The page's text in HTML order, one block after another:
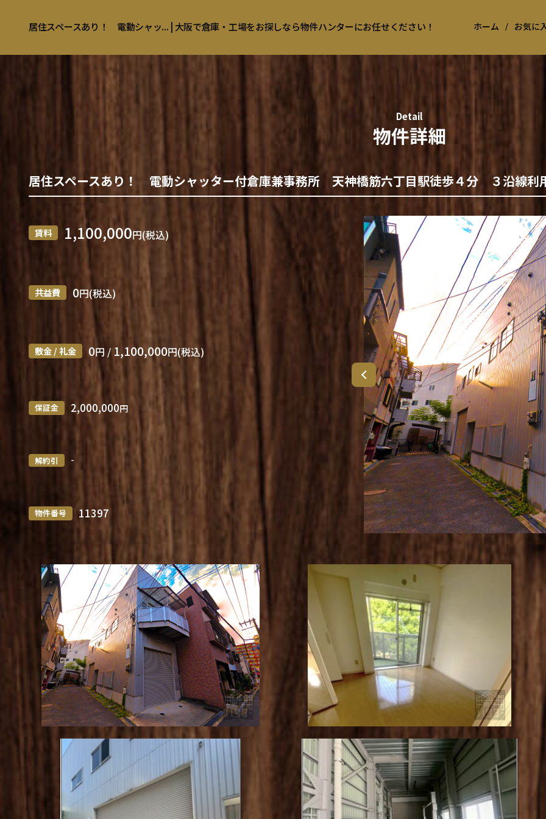
居住スペースあり！ 電動シャッ... | 大阪で倉庫・工場をお探しなら物件ハンターにお任せください！ ホーム / お気に
Detail
物件詳細
居住スペースあり！ 電動シャッター付倉庫兼事務所 天神橋筋六丁目駅徒歩４分 ３沿線
賃料 1,100,000円(税込)
共益費 0円(税込)
敷金 / 礼金 0円 / 1,100,000円(税込)
保証金 2,000,000円
解約引 -
物件番号 11397